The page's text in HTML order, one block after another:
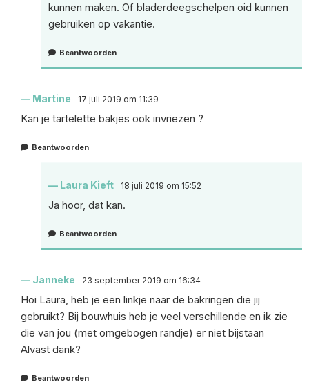
kunnen maken. Of bladerdeegschelpen oid kunnen
gebruiken op vakantie.
Beantwoorden
Martine 17 juli 2019 om 11:39
Kan je tartelette bakjes ook invriezen ?
Beantwoorden
Laura Kieft 18 juli 2019 om 15:52
Ja hoor, dat kan.
Beantwoorden
Janneke 23 september 2019 om 16:34
Hoi Laura, heb je een linkje naar de bakringen die jij
gebruikt? Bij bouwhuis heb je veel verschillende en ik zie
die van jou (met omgebogen randje) er niet bijstaan
Alvast dank?
Beantwoorden